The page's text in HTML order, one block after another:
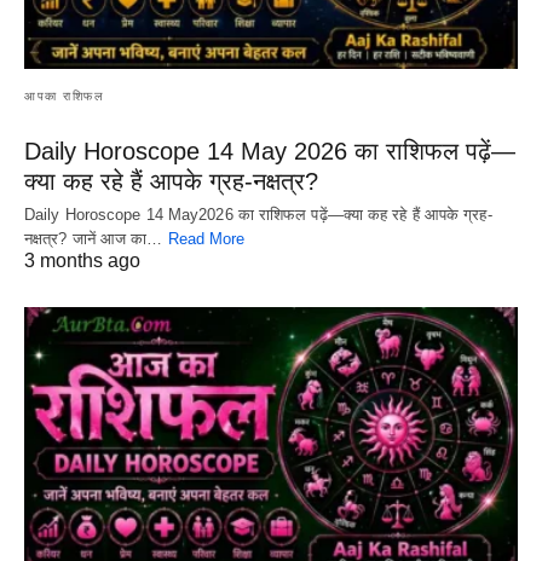
आपका राशिफल
Daily Horoscope 14 May 2026 का राशिफल पढ़ें—
क्या कह रहे हैं आपके ग्रह-नक्षत्र?
Daily Horoscope 14 May2026 का राशिफल पढ़ें—क्या कह रहे हैं आपके ग्रह-
नक्षत्र? जानें आज का…
Read More
3 months ago